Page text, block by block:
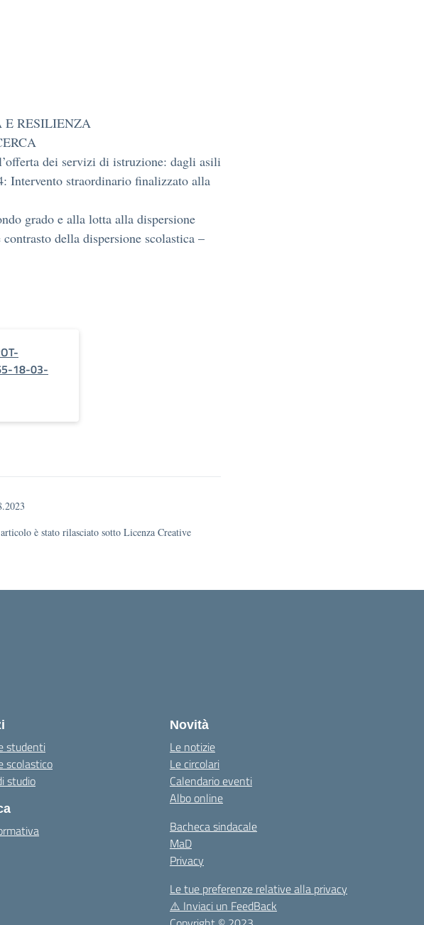
E RESILIENZA
dei servizi di istruzione: dagli asili
Intervento straordinario finalizzato alla
grado e alla lotta alla dispersione
della dispersione scolastica –
18-03-
è stato rilasciato sotto Licenza Creative
studenti
scolastico
studio
Novità
Le notizie
Le circolari
Calendario eventi
Albo online
Bacheca sindacale
MaD
Privacy
Le tue preferenze relative alla privacy
⚠️ Inviaci un FeedBack